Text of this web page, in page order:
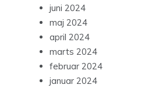
juni 2024
maj 2024
april 2024
marts 2024
februar 2024
januar 2024